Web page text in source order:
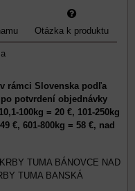
Otázka k produktu
v rámci Slovenska podľa
potvrdení objednávky
100kg = 20 €, 101-250kg
€, 601-800kg = 58 €, nad
KRBY TUMA BÁNOVCE NAD
TUMA BANSKÁ